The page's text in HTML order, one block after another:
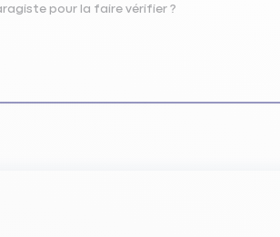
pour la faire vérifier ?